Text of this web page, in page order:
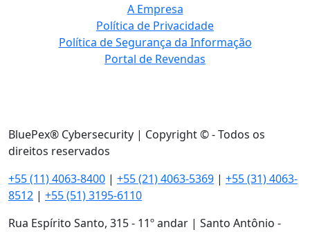
A Empresa
Política de Privacidade
Política de Segurança da Informação
Portal de Revendas
BluePex® Cybersecurity | Copyright © - Todos os
direitos reservados
+55 (11) 4063-8400 | +55 (21) 4063-5369 | +55 (31) 4063-
8512 | +55 (51) 3195-6110
Rua Espírito Santo, 315 - 11º andar | Santo Antônio -